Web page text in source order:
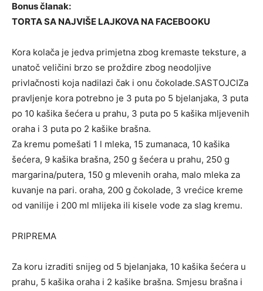
Bonus članak:
TORTA SA NAJVIŠE LAJKOVA NA FACEBOOKU
Kora kolača je jedva primjetna zbog kremaste teksture, a
unatoč veličini brzo se proždire zbog neodoljive
privlačnosti koja nadilazi čak i onu čokolade.SASTOJCIZa
pravljenje kora potrebno je 3 puta po 5 bjelanjaka, 3 puta
po 10 kašika šećera u prahu, 3 puta po 5 kašika mljevenih
oraha i 3 puta po 2 kašike brašna.
Za kremu pomešati 1 l mleka, 15 zumanaca, 10 kašika
šećera, 9 kašika brašna, 250 g šećera u prahu, 250 g
margarina/putera, 150 g mlevenih oraha, malo mleka za
kuvanje na pari. oraha, 200 g čokolade, 3 vrećice kreme
od vanilije i 200 ml mlijeka ili kisele vode za slag kremu.
PRIPREMA
Za koru izraditi snijeg od 5 bjelanjaka, 10 kašika šećera u
prahu, 5 kašika oraha i 2 kašike brašna. Smjesu brašna i